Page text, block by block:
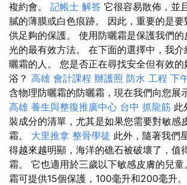
複約會。 記帳士 解答 它很容易散佈，並
膩的薄膜或白色痕跡。 因此，重要的是
供足夠的保護。 使用防曬霜是保護我們
光的最有效方法。 在下面的選擇中，我
曬霜的人。 您是否正在尋找安全但有效
浴？ 高雄 會計課程 辦護照 防水 工程 下
含物理防曬霜的防曬霜，現在我們向您展
高雄 養生與整復推廣中心 台中 抓龍筋 此
裝成分的清單，尤其是如果您需要對敏感
霜。 大里推拿 整骨學徒 此外，隨著我​​們
得越來越明顯，海洋的礁石被破壞了，值
霜。 它也適用於三歲以下敏感皮膚的兒
霜可提供15個保護，100毫升和200毫升